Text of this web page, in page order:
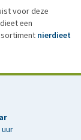
voor deze
een
nierdieet
uur